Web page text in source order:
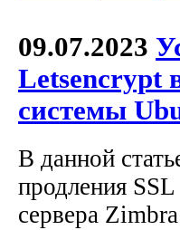
09.07.2023
Letsencrypt
системы
В данной
продления
сервера